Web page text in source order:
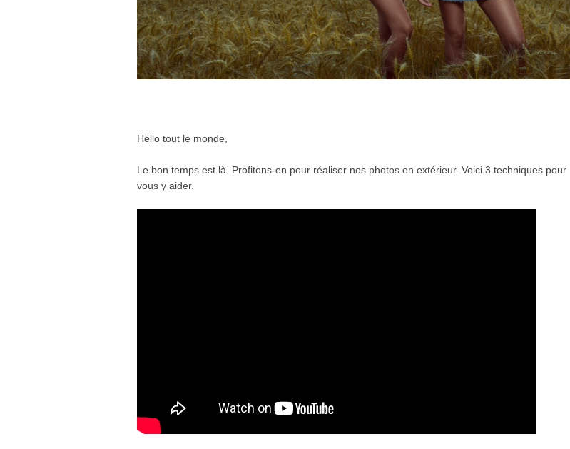
Hello tout le monde,
Le bon temps est là. Profitons-en pour réaliser nos photos en extérieur. Voici 3 techniques pour
vous y aider.